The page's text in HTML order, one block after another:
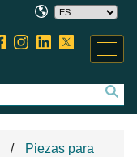
Piezas para